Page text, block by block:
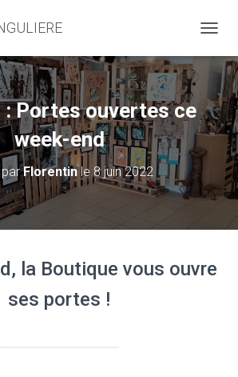
É
I
E
R
A
T
: Portes ouvertes ce
week-end
parFlorentinle 8 juin 2022
la Boutique vous ouvre
ses portes !